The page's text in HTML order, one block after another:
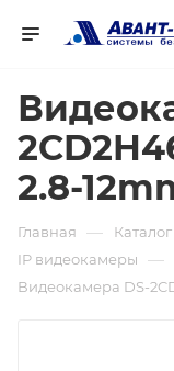
2.8-
Главная — Каталог
IP видеокамеры —
Видеокамера DS-